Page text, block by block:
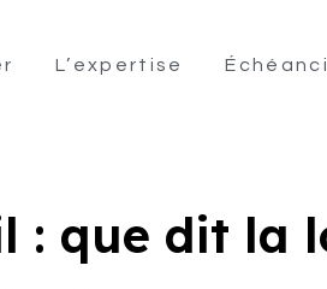
L’expertise
: que dit la